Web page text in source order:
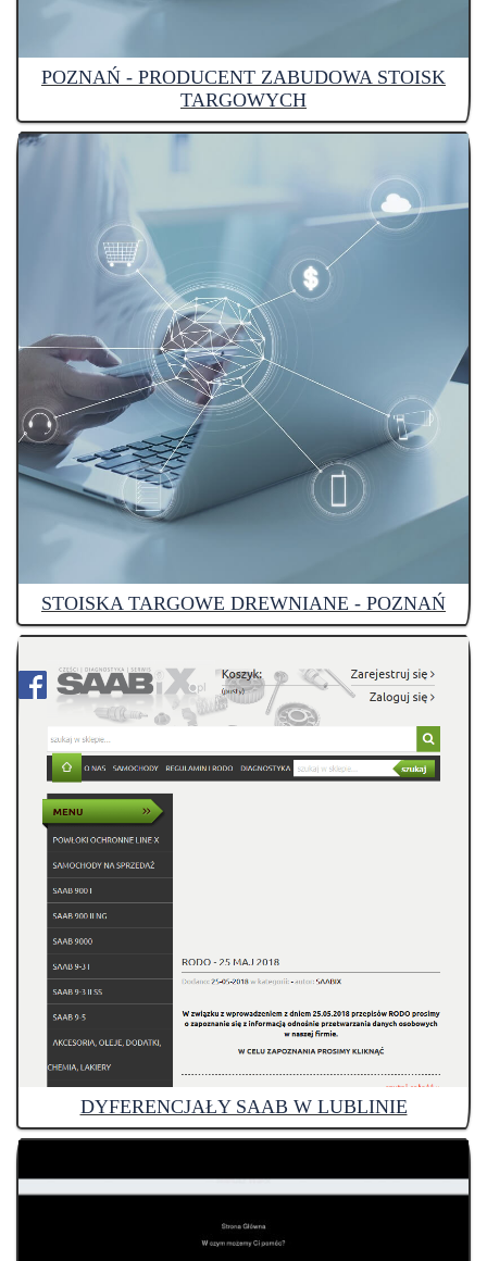
POZNAŃ - PRODUCENT ZABUDOWA STOISK
TARGOWYCH
STOISKA TARGOWE DREWNIANE - POZNAŃ
DYFERENCJAŁY SAAB W LUBLINIE